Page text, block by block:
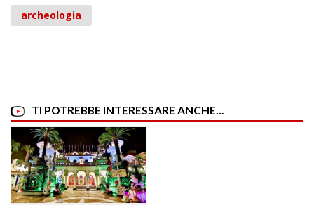
archeologia
TI POTREBBE INTERESSARE ANCHE...